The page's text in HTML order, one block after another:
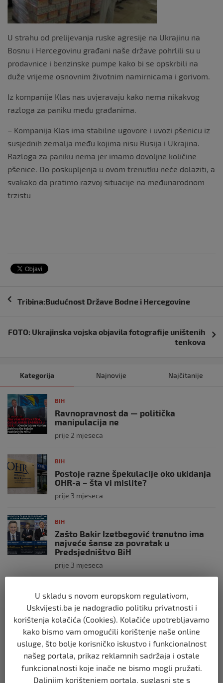
U strahu od prelijevanja ruske agresije na Ukrajinu na
Bosnu i Hercegovinu građani naše države pohrlili su u
prodavnice i benzinske pumpe kako bi se opskrbili na
duže vrijeme osnovnim životnim namirnicama i gorivom.
Iz kompanije Klas nas uvjeravaju kako nema nikakvog
razloga za paniku među građanima.
– Kompanija Klas ima stabilne ugovore i uvozi pšenicu iz
susjednih zemalja među kojima nisu Rusija i Ukrajina.
Razloga za paniku nema jer imamo dovoljne količine
pšenice. Do poskupljenja u ovom trenutku neće dolaziti, a
svakako da pratimo razvoj situacije na međunarodnom
trzistu
Navigacija
Tribina:Budućnost Države Bodne i Hercegovine
FOTO: Ukrajinska vojska objavila fotografije uništenih
tenkova
Kategorija Najnovije Najčitanije
BIH
Ravnopravnost da — politička
manipulacija ne
prije 2 mjeseca
BIH
Postoje razne špekulacije oko ukidanja
OHR-a – šta vi mislite?
prije 3 mjeseca
BIH
Zašto Bakir Izetbegović trenutno ima
najveće šanse za povratak u
Predsjedništvo BiH
prije 3 mjeseca
Demantij Federalnog ministarstva
unutrašnjih poslova
prije 5 mjeseci
Akcija SIPA-e: Pretresaju se stambeni i
pomoćni objekti
U skladu s novom europskom regulativom,
Uskvijesti.ba je nadogradio politiku privatnosti i
korištenja kolačića (Cookies). Kolačiće upotrebljavamo
kako bismo vam omogućili korištenje naše online
usluge, što bolje korisničko iskustvo i funkcionalnost
našeg portala, prikaz reklamnih sadržaja i ostale
funkcionalnosti koje inače ne bismo mogli pružati.
Daljnjim korištenjem portala, suglasni ste s